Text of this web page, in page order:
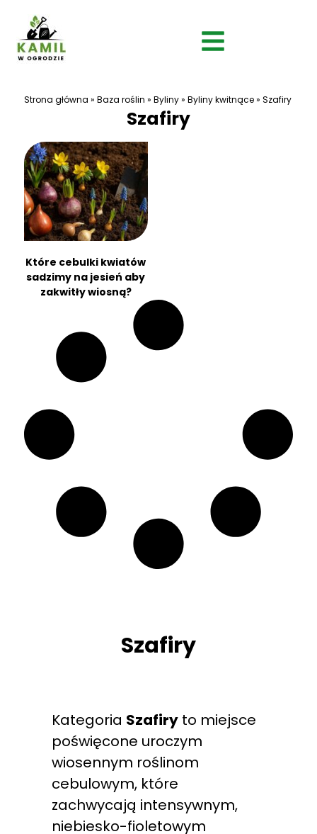
Strona główna » Baza roślin » Byliny» Byliny kwitnące» Szafiry
Szafiry
Które cebulki kwiatów
sadzimy na jesień aby
zakwitły wiosną?
Szafiry
Kategoria Szafiry to miejsce
poświęcone uroczym
wiosennym roślinom
cebulowym, które
zachwycają intensywnym,
niebiesko-fioletowym